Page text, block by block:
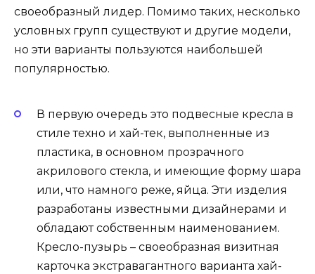
своеобразный лидер. Помимо таких, несколько
условных групп существуют и другие модели,
но эти варианты пользуются наибольшей
популярностью.
В первую очередь это подвесные кресла в
стиле техно и хай-тек, выполненные из
пластика, в основном прозрачного
акрилового стекла, и имеющие форму шара
или, что намного реже, яйца. Эти изделия
разработаны известными дизайнерами и
обладают собственным наименованием.
Кресло-пузырь – своеобразная визитная
карточка экстравагантного варианта хай-